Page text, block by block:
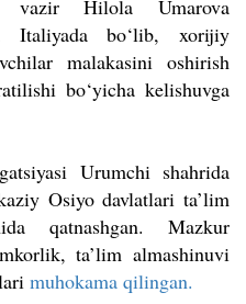
Hilola Umarova
Italiyada bo‘lib, xorijiy
malakasini oshirish
bo‘yicha kelishuvga
Urumchi shahrida
Osiyo davlatlari ta’lim
qatnashgan. Mazkur
ta’lim almashinuvi
muhokama qilingan.